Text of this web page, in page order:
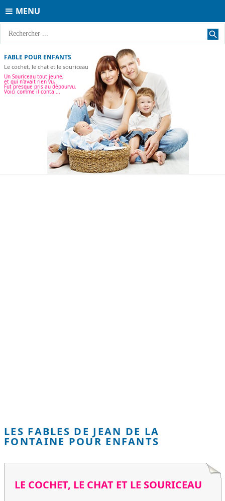
MENU
FABLE POUR ENFANTS
Le cochet, le chat et le souriceau
Un Souriceau tout jeune,
et qui n'avait rien vu,
Fut presque pris au dépourvu.
Voici comme il conta ...
LES FABLES DE JEAN DE LA
FONTAINE POUR ENFANTS
LE COCHET, LE CHAT ET LE SOURICEAU